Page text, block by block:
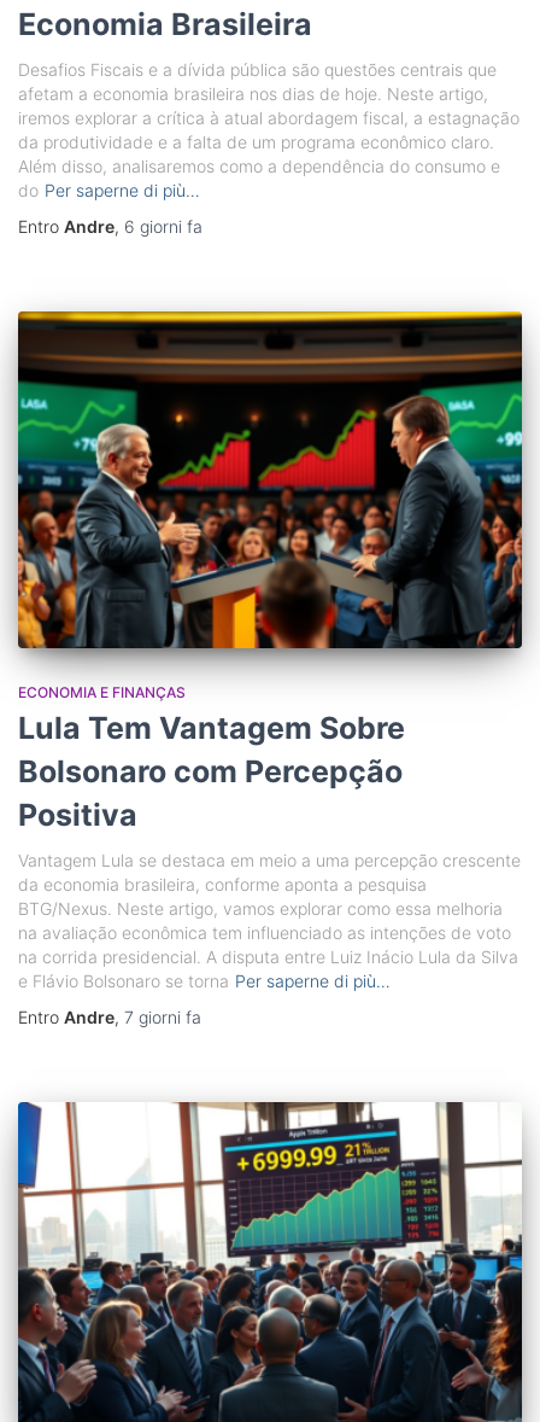
Economia Brasileira
Desafios Fiscais e a dívida pública são questões centrais que
afetam a economia brasileira nos dias de hoje. Neste artigo,
iremos explorar a crítica à atual abordagem fiscal, a estagnação
da produtividade e a falta de um programa econômico claro.
Além disso, analisaremos como a dependência do consumo e
do Per saperne di più…
Entro Andre, 6 giorni fa
ECONOMIA E FINANÇAS
Lula Tem Vantagem Sobre
Bolsonaro com Percepção
Positiva
Vantagem Lula se destaca em meio a uma percepção crescente
da economia brasileira, conforme aponta a pesquisa
BTG/Nexus. Neste artigo, vamos explorar como essa melhoria
na avaliação econômica tem influenciado as intenções de voto
na corrida presidencial. A disputa entre Luiz Inácio Lula da Silva
e Flávio Bolsonaro se torna Per saperne di più…
Entro Andre, 7 giorni fa